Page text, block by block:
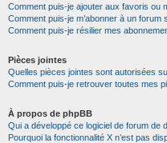
Comment puis-je ajouter aux favoris ou
Comment puis-je m’abonner à un forum
Comment puis-je résilier mes
Pièces jointes
Quelles pièces jointes sont autorisées
Comment puis-je retrouver toutes mes
À propos de phpBB
Qui a développé ce logiciel de forum de
Pourquoi la fonctionnalité X n’est pas